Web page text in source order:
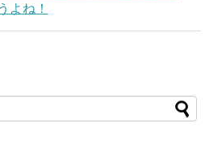
よね！